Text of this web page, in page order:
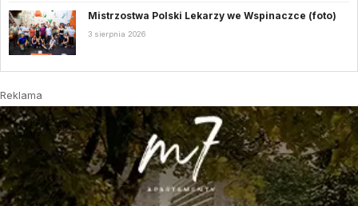
Mistrzostwa Polski Lekarzy we Wspinaczce (foto)
3 sierpnia 2026
Reklama